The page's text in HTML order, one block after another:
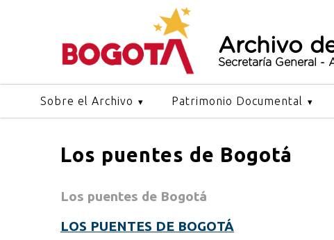
Archivo
Secretaría General -
Sobre el Archivo Patrimonio Documental
Los puentes de Bogotá
Los puentes de Bogotá
LOS PUENTES DE BOGOTÁ